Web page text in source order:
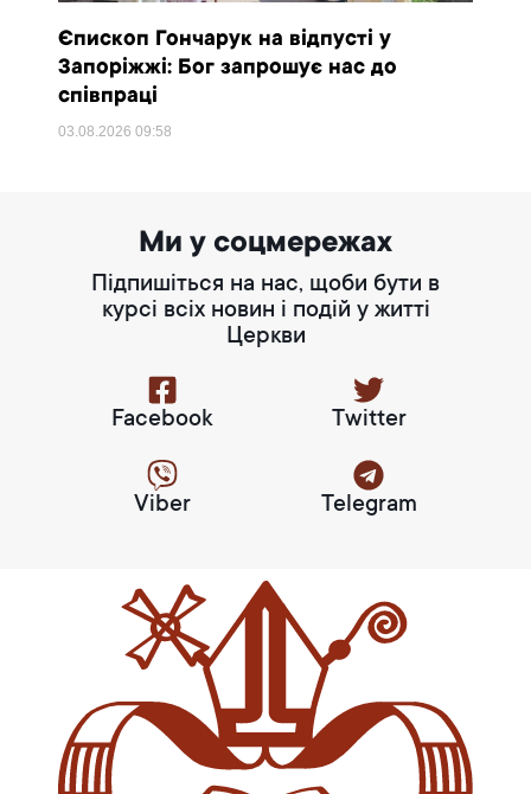
Єпископ Гончарук на відпусті у
Запоріжжі: Бог запрошує нас до
співпраці
03.08.202609:58
Ми у соцмережах
Підпишіться на нас, щоби бути в
курсі всіх новин і подій у житті
Церкви
Facebook Twitter
Viber Telegram